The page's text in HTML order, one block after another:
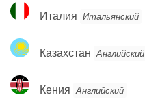
Италия
Италия Итальянский
Казахстан
Казахстан Английский
Кения
Кения Английский